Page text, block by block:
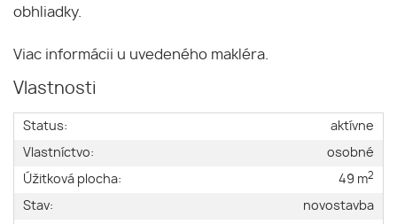
obhliadky.
Viac informácii u uvedeného makléra.
Vlastnosti
Status:
aktívne
Vlastníctvo:
osobné
Úžitková plocha:
49 m2
Stav:
novostavba